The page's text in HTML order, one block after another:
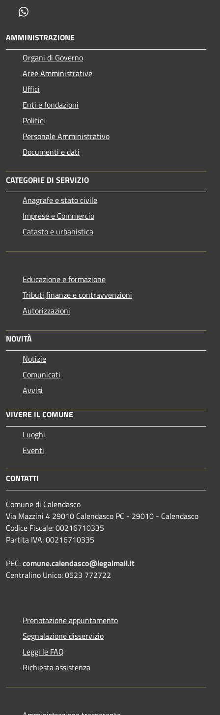
AMMINISTRAZIONE
Organi di Governo
Aree Amministrative
Uffici
Enti e fondazioni
Politici
Personale Amministrativo
Documenti e dati
CATEGORIE DI SERVIZIO
Anagrafe e stato civile
Imprese e Commercio
Catasto e urbanistica
Educazione e formazione
Tributi,finanze e contravvenzioni
Autorizzazioni
NOVITÀ
Notizie
Comunicati
Avvisi
VIVERE IL COMUNE
Luoghi
Eventi
CONTATTI
Comune di Calendasco
Via Mazzini 4 29010 Calendasco PC - 29010 - Calendasco
Codice Fiscale: 00216710335
Partita IVA: 00216710335
PEC:comune.calendasco@legalmail.it
Centralino Unico: 0523 772722
Prenotazione appuntamento
Segnalazione disservizio
Leggi le FAQ
Richiesta assistenza